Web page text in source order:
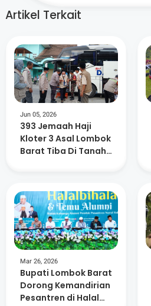
Artikel Terkait
Jun 05, 2026
393 Jemaah Haji
Kloter 3 Asal Lombok
Barat Tiba Di Tanah
Mar 26, 2026
Bupati Lombok Barat
Dorong Kemandirian
Pesantren di Halal